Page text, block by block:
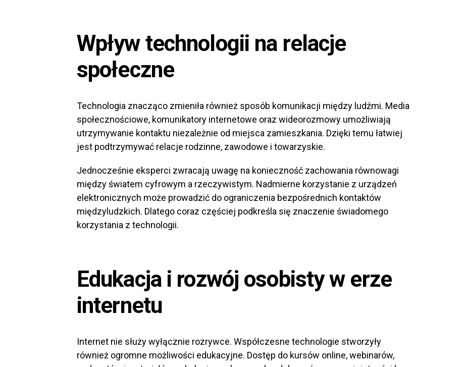
Wpływ technologii na relacje
społeczne
Technologia znacząco zmieniła również sposób komunikacji między ludźmi. Media
społecznościowe, komunikatory internetowe oraz wideorozmowy umożliwiają
utrzymywanie kontaktu niezależnie od miejsca zamieszkania. Dzięki temu łatwiej
jest podtrzymywać relacje rodzinne, zawodowe i towarzyskie.
Jednocześnie eksperci zwracają uwagę na konieczność zachowania równowagi
między światem cyfrowym a rzeczywistym. Nadmierne korzystanie z urządzeń
elektronicznych może prowadzić do ograniczenia bezpośrednich kontaktów
międzyludzkich. Dlatego coraz częściej podkreśla się znaczenie świadomego
korzystania z technologii.
Edukacja i rozwój osobisty w erze
internetu
Internet nie służy wyłącznie rozrywce. Współczesne technologie stworzyły
również ogromne możliwości edukacyjne. Dostęp do kursów online, webinarów,